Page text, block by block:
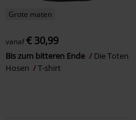
Grote maten
vanaf€ 30,99
Bis zum bitteren Ende
Die Toten
Hosen
T-shirt